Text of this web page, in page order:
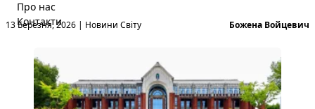
Про нас
Контакти
13 Березня, 2026 |
Опубліковано вНовини Світу Божена Войцевич